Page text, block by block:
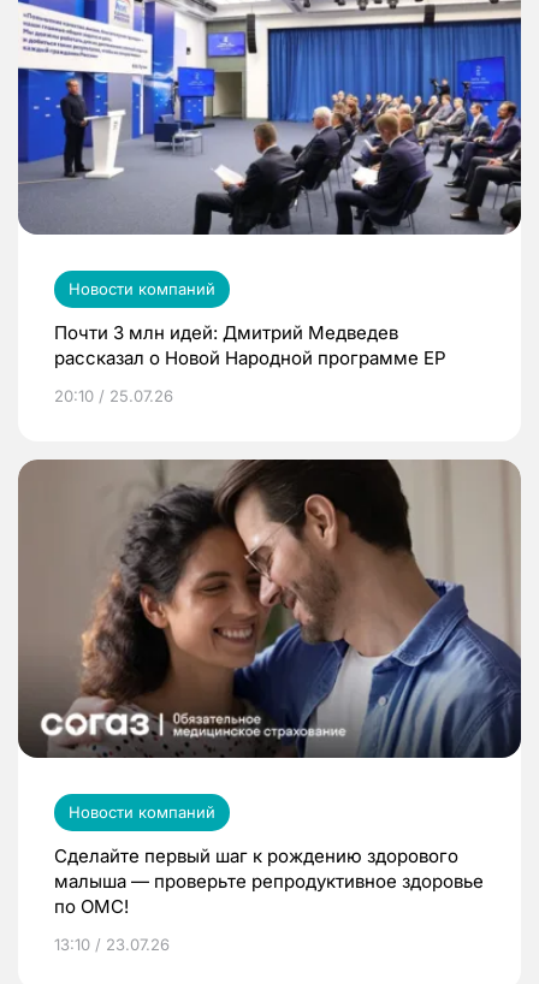
Новости компаний
Почти 3 млн идей: Дмитрий Медведев
рассказал о Новой Народной программе ЕР
20:10 / 25.07.26
Новости компаний
Сделайте первый шаг к рождению здорового
малыша — проверьте репродуктивное здоровье
по ОМС!
13:10 / 23.07.26